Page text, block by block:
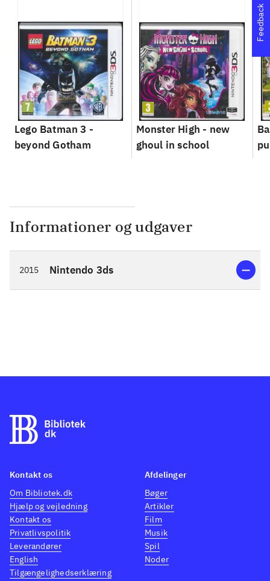
Lego Batman 3 -
beyond Gotham
Monster High - new
ghoul in school
Informationer og udgaver
2015 Nintendo 3ds
Feedback
Kontakt os
Om Bibliotek.dk
Hjælp og vejledning
Kontakt os
Privatlivspolitik
Leverandører
English
Tilgængelighedserklæring
Afdelinger
Bøger
Artikler
Film
Musik
Spil
Noder